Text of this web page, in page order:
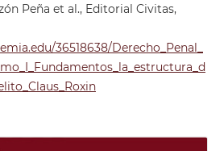
Peña et al., Editorial Civitas,
36518638/Derecho_Penal_